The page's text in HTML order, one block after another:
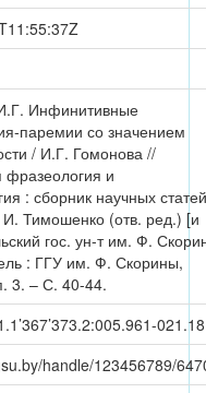
Инфинитивные
паремии со значением
/ И.Г. Гомонова //
фразеология и
: сборник научных
Тимошенко (отв. ред.) [и
гос. ун-т им. Ф.
: ГГУ им. Ф. Скорины,
3. – С. 40-44.
handle/123456789/